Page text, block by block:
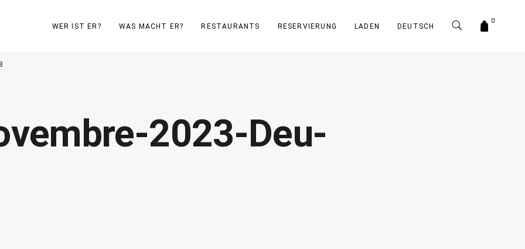
WER IST ER? WAS MACHT ER? RESTAURANTS RESERVIERUNG LADEN DEUTSCH
0
2023-Deu-